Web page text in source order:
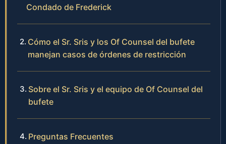
Condado de Frederick
Cómo el Sr. Sris y los Of Counsel del bufete
manejan casos de órdenes de restricción
Sobre el Sr. Sris y el equipo de Of Counsel del
bufete
Preguntas Frecuentes